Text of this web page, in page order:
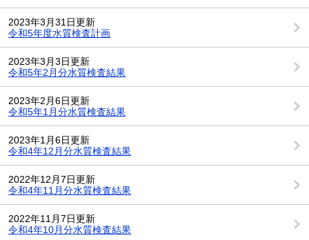
2023年3月31日更新
令和5年度水質検査計画
2023年3月3日更新
令和5年2月分水質検査結果
2023年2月6日更新
令和5年1月分水質検査結果
2023年1月6日更新
令和4年12月分水質検査結果
2022年12月7日更新
令和4年11月分水質検査結果
2022年11月7日更新
令和4年10月分水質検査結果